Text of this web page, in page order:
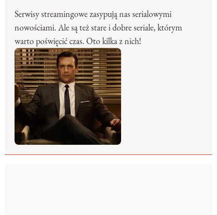
Serwisy streamingowe zasypują nas serialowymi
nowościami. Ale są też stare i dobre seriale, którym
warto poświęcić czas. Oto kilka z nich!